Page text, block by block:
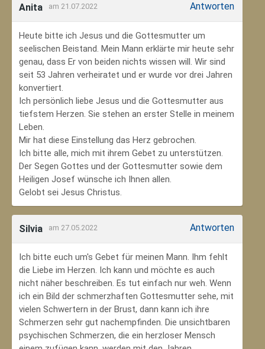
Anita am 21.07.2022 Antworten
Heute bitte ich Jesus und die Gottesmutter um
seelischen Beistand. Mein Mann erklärte mir heute sehr
genau, dass Er von beiden nichts wissen will. Wir sind
seit 53 Jahren verheiratet und er wurde vor drei Jahren
konvertiert.
Ich persönlich liebe Jesus und die Gottesmutter aus
tiefstem Herzen. Sie stehen an erster Stelle in meinem
Leben.
Mir hat diese Einstellung das Herz gebrochen.
Ich bitte alle, mich mit ihrem Gebet zu unterstützen.
Der Segen Gottes und der Gottesmutter sowie dem
Heiligen Josef wünsche ich Ihnen allen.
Gelobt sei Jesus Christus.
Silvia am 27.05.2022 Antworten
Ich bitte euch um's Gebet für meinen Mann. Ihm fehlt
die Liebe im Herzen. Ich kann und möchte es auch
nicht näher beschreiben. Es tut einfach nur weh. Wenn
ich ein Bild der schmerzhaften Gottesmutter sehe, mit
vielen Schwertern in der Brust, dann kann ich ihre
Schmerzen sehr gut nachempfinden. Die unsichtbaren
psychischen Schmerzen, die ein herzloser Mensch